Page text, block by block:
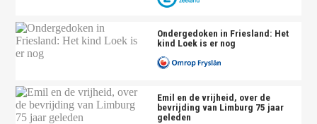
Ondergedoken in Friesland: Het
kind Loek is er nog
Emil en de vrijheid, over de
bevrijding van Limburg 75 jaar
geleden